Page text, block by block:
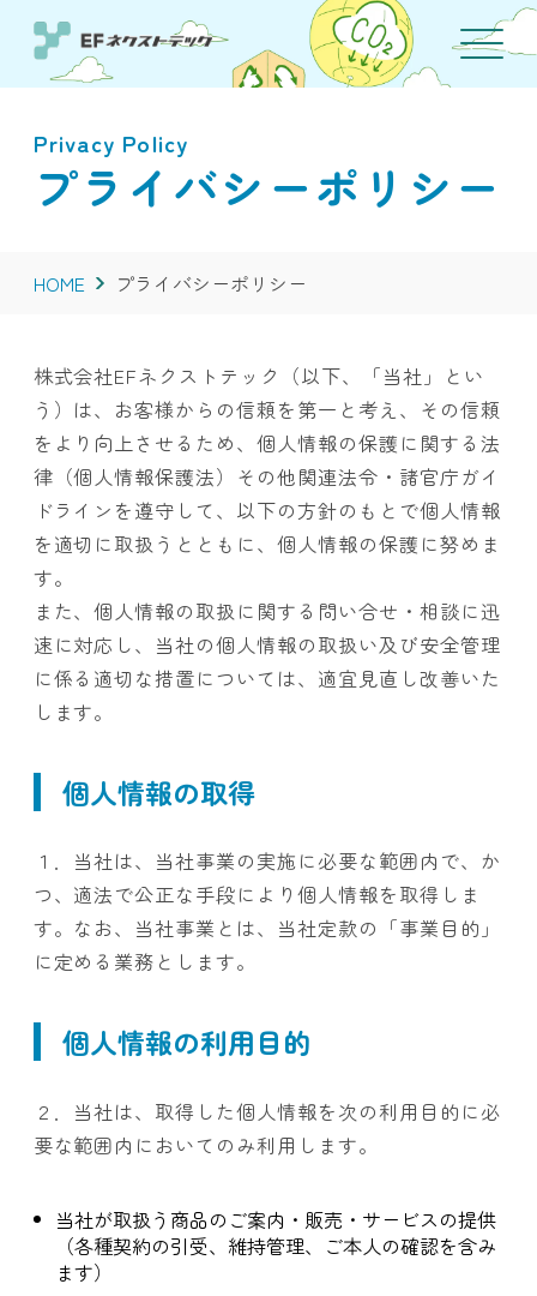
Privacy Policy
プライバシーポリシー
HOME プライバシーポリシー
株式会社EFネクストテック（以下、「当社」とい
う）は、お客様からの信頼を第一と考え、その信頼
をより向上させるため、個人情報の保護に関する法
律（個人情報保護法）その他関連法令・諸官庁ガイ
ドラインを遵守して、以下の方針のもとで個人情報
を適切に取扱うとともに、個人情報の保護に努めま
す。
また、個人情報の取扱に関する問い合せ・相談に迅
速に対応し、当社の個人情報の取扱い及び安全管理
に係る適切な措置については、適宜見直し改善いた
します。
個人情報の取得
１．当社は、当社事業の実施に必要な範囲内で、か
つ、適法で公正な手段により個人情報を取得しま
す。なお、当社事業とは、当社定款の「事業目的」
に定める業務とします。
個人情報の利用目的
２．当社は、取得した個人情報を次の利用目的に必
要な範囲内においてのみ利用します。
当社が取扱う商品のご案内・販売・サービスの提供
（各種契約の引受、維持管理、ご本人の確認を含み
ます）